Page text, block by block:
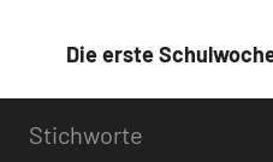
Die erste
Stichworte